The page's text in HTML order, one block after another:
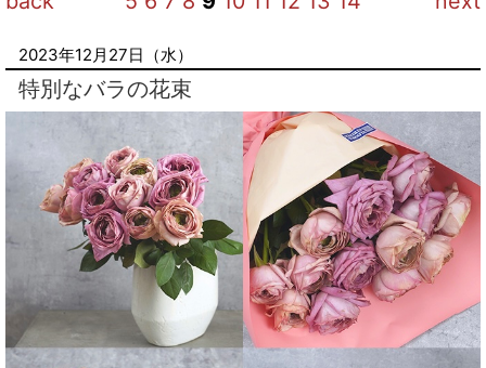
2023年12月27日（水）
特別なバラの花束